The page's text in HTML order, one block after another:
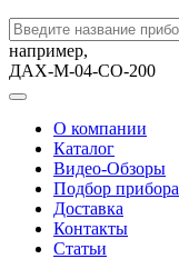
например,
ДАХ-М-04-СО-200
О компании
Каталог
Видео-Обзоры
Подбор прибора
Доставка
Контакты
Статьи